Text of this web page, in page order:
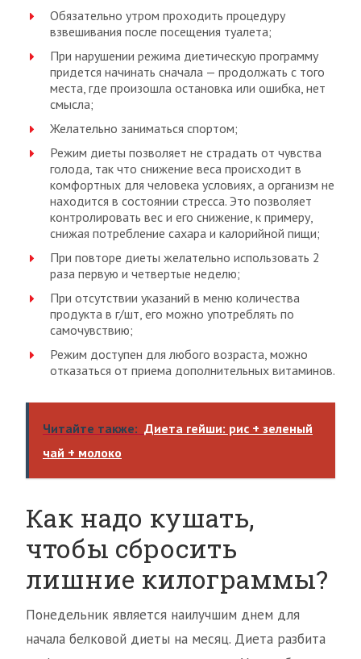
Обязательно утром проходить процедуру
взвешивания после посещения туалета;
При нарушении режима диетическую программу
придется начинать сначала — продолжать с того
места, где произошла остановка или ошибка, нет
смысла;
Желательно заниматься спортом;
Режим диеты позволяет не страдать от чувства
голода, так что снижение веса происходит в
комфортных для человека условиях, а организм не
находится в состоянии стресса. Это позволяет
контролировать вес и его снижение, к примеру,
снижая потребление сахара и калорийной пищи;
При повторе диеты желательно использовать 2
раза первую и четвертые неделю;
При отсутствии указаний в меню количества
продукта в г/шт, его можно употреблять по
самочувствию;
Режим доступен для любого возраста, можно
отказаться от приема дополнительных витаминов.
Читайте также: Диета гейши: рис + зеленый
чай + молоко
Как надо кушать,
чтобы сбросить
лишние килограммы?
Понедельник является наилучшим днем для
начала белковой диеты на месяц. Диета разбита